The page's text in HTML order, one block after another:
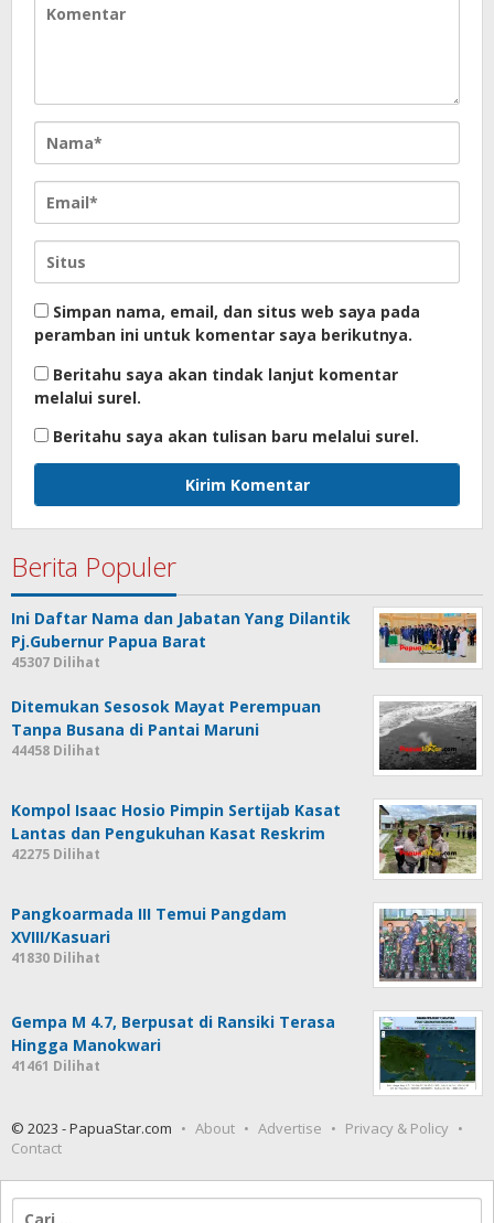
Simpan nama, email, dan situs web saya pada
peramban ini untuk komentar saya berikutnya.
Beritahu saya akan tindak lanjut komentar
melalui surel.
Beritahu saya akan tulisan baru melalui surel.
Berita Populer
Ini Daftar Nama dan Jabatan Yang Dilantik
Pj.Gubernur Papua Barat
45307 Dilihat
Ditemukan Sesosok Mayat Perempuan
Tanpa Busana di Pantai Maruni
44458 Dilihat
Kompol Isaac Hosio Pimpin Sertijab Kasat
Lantas dan Pengukuhan Kasat Reskrim
42275 Dilihat
Pangkoarmada III Temui Pangdam
XVIII/Kasuari
41830 Dilihat
Gempa M 4.7, Berpusat di Ransiki Terasa
Hingga Manokwari
41461 Dilihat
© 2023 - PapuaStar.com About Advertise
Privacy & Policy
Contact